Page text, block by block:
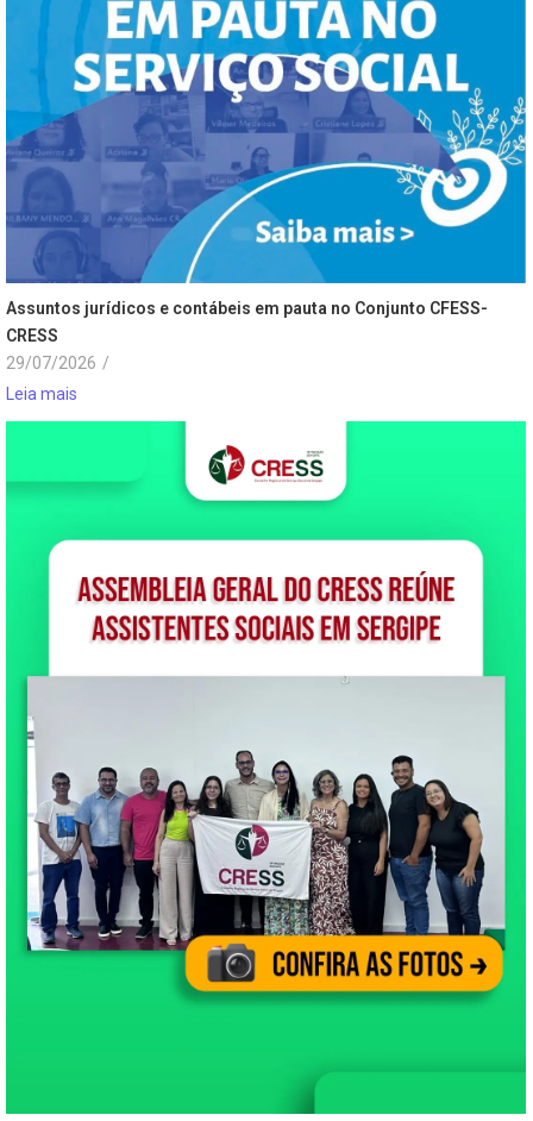
Assuntos jurídicos e contábeis em pauta no Conjunto CFESS-
CRESS
29/07/2026 /
Leia mais